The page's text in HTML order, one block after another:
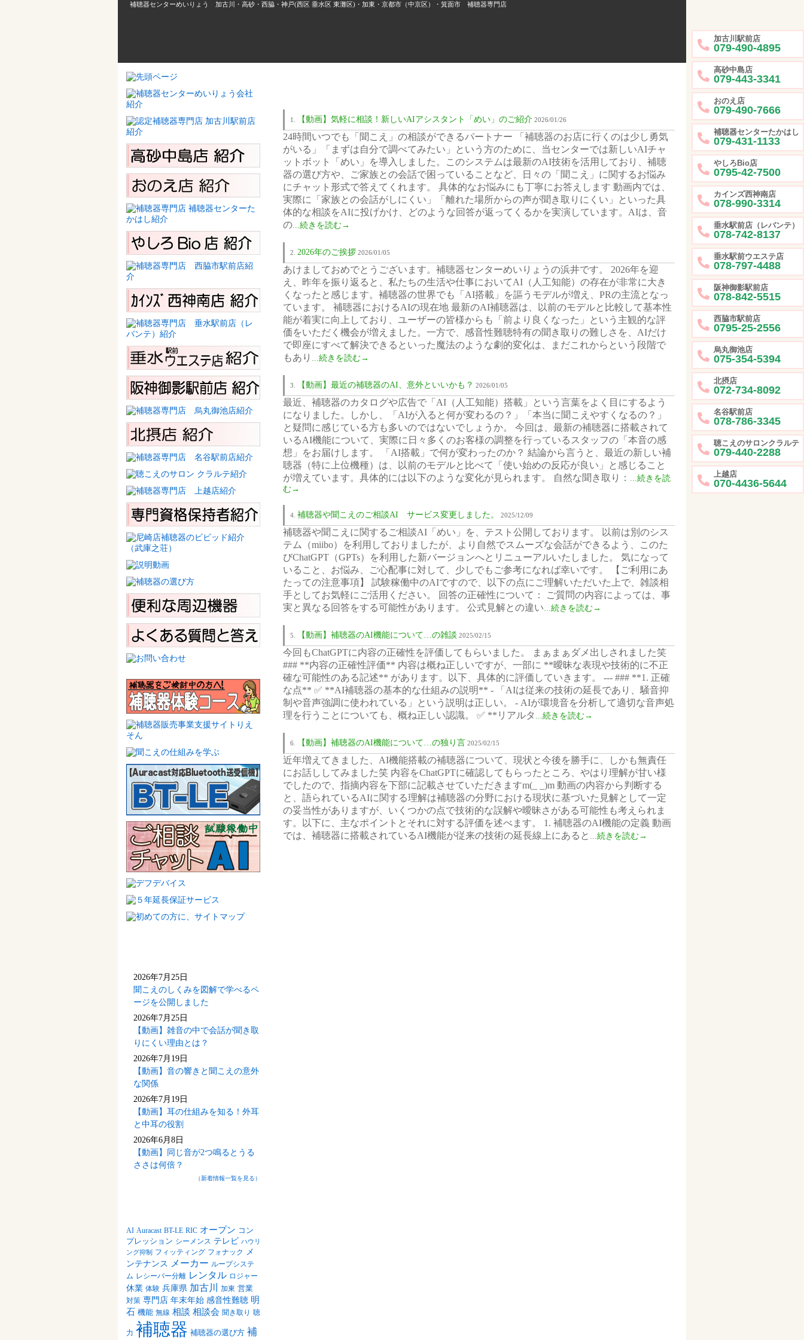
補聴器センターめいりょう 加古川・高砂・西脇・神戸(西区 垂水区 東灘区)・加東・京都市（中京区）・箕面市 補聴器専門店
【動画】気軽に相談！新しいAIアシスタント「めい」のご紹介 2026/01/26
24時間いつでも「聞こえ」の相談ができるパートナー 「補聴器のお店に行くのは少し勇気
がいる」「まずは自分で調べてみたい」という方のために、当センターでは新しいAIチャ
ットボット「めい」を導入しました。このシステムは最新のAI技術を活用しており、補聴
器の選び方や、ご家族との会話で困っていることなど、日々の「聞こえ」に関するお悩み
にチャット形式で答えてくれます。 具体的なお悩みにも丁寧にお答えします 動画内では、
実際に「家族との会話がしにくい」「離れた場所からの声が聞き取りにくい」といった具
体的な相談をAIに投げかけ、どのような回答が返ってくるかを実演しています。AIは、音
の...続きを読む→
2026年のご挨拶 2026/01/05
あけましておめでとうございます。補聴器センターめいりょうの浜井です。 2026年を迎
え、昨年を振り返ると、私たちの生活や仕事においてAI（人工知能）の存在が非常に大き
くなったと感じます。補聴器の世界でも「AI搭載」を謳うモデルが増え、PRの主流となっ
ています。 補聴器におけるAIの現在地 最新のAI補聴器は、以前のモデルと比較して基本性
能が着実に向上しており、ユーザーの皆様からも「前より良くなった」という主観的な評
価をいただく機会が増えました。一方で、感音性難聴特有の聞き取りの難しさを、AIだけ
で即座にすべて解決できるといった魔法のような劇的変化は、まだこれからという段階で
もあり ...続きを読む→
【動画】最近の補聴器のAI、意外といいかも？ 2026/01/05
最近、補聴器のカタログや広告で「AI（人工知能）搭載」という言葉をよく目にするよう
になりました。しかし、「AIが入ると何が変わるの？」「本当に聞こえやすくなるの？」
と疑問に感じている方も多いのではないでしょうか。 今回は、最新の補聴器に搭載されて
いるAI機能について、実際に日々多くのお客様の調整を行っているスタッフの「本音の感
想」をお届けします。 「AI搭載」で何が変わったのか？ 結論から言うと、最近の新しい補
聴器（特に上位機種）は、以前のモデルと比べて「使い始めの反応が良い」と感じること
が増えています。具体的には以下のような変化が見られます。 自然な聞き取り： ...続きを読
む→
補聴器や聞こえのご相談AI サービス変更しました。 2025/12/09
補聴器や聞こえに関するご相談AI「めい」を、テスト公開しております。 以前は別のシス
テム（miibo）を利用しておりましたが、より自然でスムーズな会話ができるよう、このた
びChatGPT（GPTs）を利用した新バージョンへとリニューアルいたしました。 気になって
いること、お悩み、ご心配事に対して、少しでもご参考になれば幸いです。 【ご利用にあ
たっての注意事項】 試験稼働中のAIですので、以下の点にご理解いただいた上で、雑談相
手としてお気軽にご活用ください。 回答の正確性について： ご質問の内容によっては、事
実と異なる回答をする可能性があります。 公式見解との違い...続きを読む→
【動画】補聴器のAI機能について…の雑談 2025/02/15
今回もChatGPTに内容の正確性を評価してもらいました。 まぁまぁダメ出しされました笑
### **内容の正確性評価** 内容は概ね正しいですが、一部に **曖昧な表現や技術的に不正
確な可能性のある記述** があります。以下、具体的に評価していきます。 --- ### **1. 正確
な点** ✅ **AI補聴器の基本的な仕組みの説明** - 「AIは従来の技術の延長であり、騒音抑
制や音声強調に使われている」という説明は正しい。 - AIが環境音を分析して適切な音声処
理を行うことについても、概ね正しい認識。 ✅ **リアルタ ...続きを読む→
【動画】補聴器のAI機能について…の独り言 2025/02/15
近年増えてきました、AI機能搭載の補聴器について、現状と今後を勝手に、しかも無責任
にお話ししてみました笑 内容をChatGPTに確認してもらったところ、やはり理解が甘い様
でしたので、指摘内容を下部に記載させていただきますm(_ _)m 動画の内容から判断する
と、語られているAIに関する理解は補聴器の分野における現状に基づいた見解として一定
の妥当性がありますが、いくつかの点で技術的な誤解や曖昧さがある可能性も考えられま
す。以下に、主なポイントとそれに対する評価を述べます。 1. 補聴器のAI機能の定義 動画
では、補聴器に搭載されているAI機能が従来の技術の延長線上にあると ...続きを読む→
2026年7月25日
聞こえのしくみを図解で学べるペ
ージを公開しました
2026年7月25日
【動画】雑音の中で会話が聞き取
りにくい理由とは？
2026年7月19日
【動画】音の響きと聞こえの意外
な関係
2026年7月19日
【動画】耳の仕組みを知る！外耳
と中耳の役割
2026年6月8日
【動画】同じ音が2つ鳴るとうる
ささは何倍？
（新着情報一覧を見る）
AI Auracast BT-LE RIC オープン コン
プレッション シーメンス テレビ ハウリ
ング抑制
フィッティング フォナック メ
ンテナンス
メーカー ループシステ
ム レシーバー分離 レンタル ロジャー
休業 体験 兵庫県 加古川 加東 営業
対策 専門店 年末年始 感音性難聴 明
石 機能 無線 相談 相談会 聞き取り 聴
力 補聴器 補聴器の選び方 補
加古川駅前店
079-490-4895
高砂中島店
079-443-3341
おのえ店
079-490-7666
補聴器センターたかはし
079-431-1133
やしろBio店
0795-42-7500
カインズ西神南店
078-990-3314
垂水駅前店（レバンテ）
078-742-8137
垂水駅前ウエステ店
078-797-4488
阪神御影駅前店
078-842-5515
西脇市駅前店
0795-25-2556
烏丸御池店
075-354-5394
北摂店
072-734-8092
名谷駅前店
078-786-3345
聴こえのサロンクラルテ
079-440-2288
上越店
070-4436-5644